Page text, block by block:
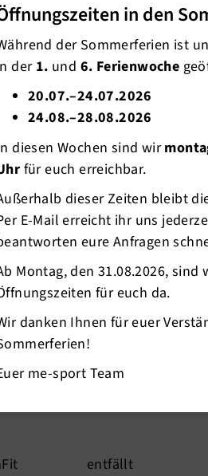
entfällt
durch
entfällt
entfällt
in den
der Sommerferien ist
der1. und 6. Ferienwoche
20.07.–24.07.2026
24.08.–28.08.2026
diesen Wochen sind wir
für euch erreichbar.
dieser Zeiten bleibt
E-Mail erreicht ihr uns
eure Anfragen
Montag, den 31.08.2026,
für euch da.
danken Ihnen für euer
me-sport Team